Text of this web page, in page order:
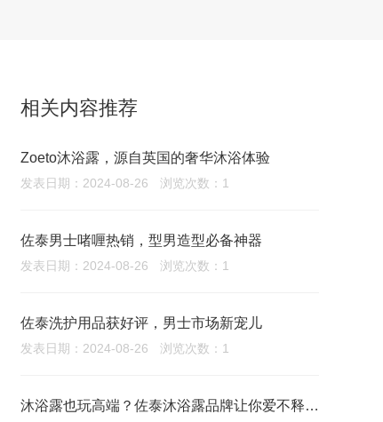
相关内容推荐
Zoeto沐浴露，源自英国的奢华沐浴体验
发表日期：2024-08-26 浏览次数：1
佐泰男士啫喱热销，型男造型必备神器
发表日期：2024-08-26 浏览次数：1
佐泰洗护用品获好评，男士市场新宠儿
发表日期：2024-08-26 浏览次数：1
沐浴露也玩高端？佐泰沐浴露品牌让你爱不释手！